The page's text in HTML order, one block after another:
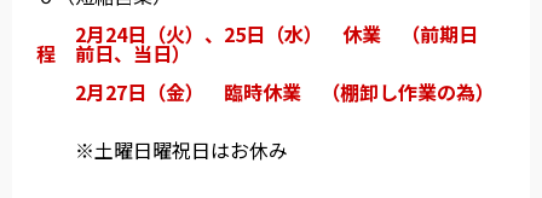
2月24日（火）、25日（水） 休業 （前期日
程 前日、当日）
2月27日（金） 臨時休業 （棚卸し作業の為）
※土曜日曜祝日はお休み